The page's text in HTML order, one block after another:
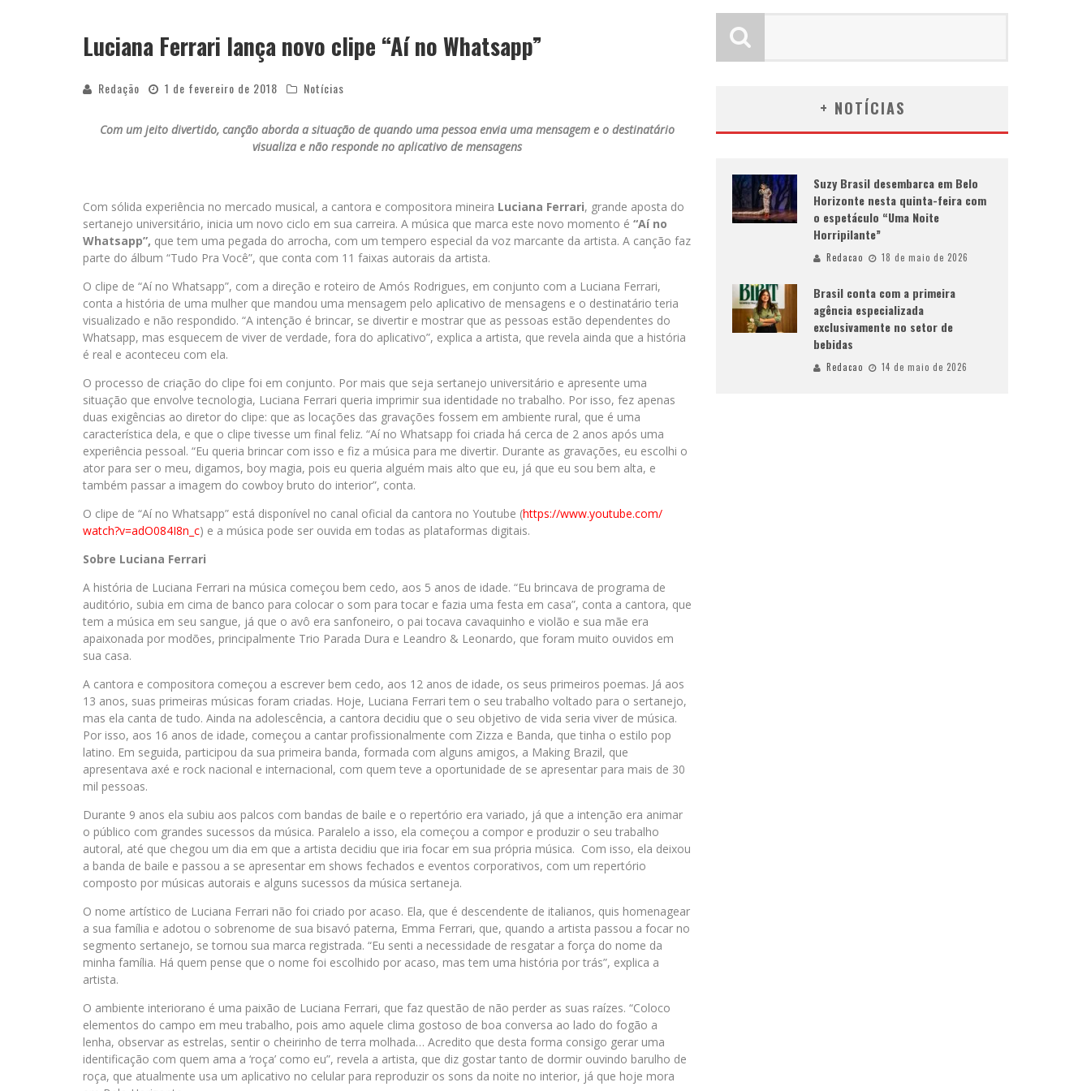
S
UZY BRASIL DESEMBARCA EM BELO HORIZONTE NESTA QUINTA-FEIRA COM O ESPETÁCULO “UMA NOITE HORRIPILANTE”
Luciana Ferrari lança novo clipe “Aí no Whatsapp”
Redação 1 de fevereiro de 2018 Notícias
Com um jeito divertido, canção aborda a situação de quando uma pessoa envia uma mensagem e o destinatário
visualiza e não responde no aplicativo de mensagens
Com sólida experiência no mercado musical, a cantora e compositora mineira Luciana Ferrari, grande aposta do
sertanejo universitário, inicia um novo ciclo em sua carreira. A música que marca este novo momento é “Aí no
Whatsapp”, que tem uma pegada do arrocha, com um tempero especial da voz marcante da artista. A canção faz
parte do álbum “Tudo Pra Você”, que conta com 11 faixas autorais da artista.
O clipe de “Aí no Whatsapp”, com a direção e roteiro de Amós Rodrigues, em conjunto com a Luciana Ferrari,
conta a história de uma mulher que mandou uma mensagem pelo aplicativo de mensagens e o destinatário teria
visualizado e não respondido. “A intenção é brincar, se divertir e mostrar que as pessoas estão dependentes do
Whatsapp, mas esquecem de viver de verdade, fora do aplicativo”, explica a artista, que revela ainda que a história
é real e aconteceu com ela.
O processo de criação do clipe foi em conjunto. Por mais que seja sertanejo universitário e apresente uma
situação que envolve tecnologia, Luciana Ferrari queria imprimir sua identidade no trabalho. Por isso, fez apenas
duas exigências ao diretor do clipe: que as locações das gravações fossem em ambiente rural, que é uma
característica dela, e que o clipe tivesse um final feliz. “Aí no Whatsapp foi criada há cerca de 2 anos após uma
experiência pessoal. “Eu queria brincar com isso e fiz a música para me divertir. Durante as gravações, eu escolhi o
ator para ser o meu, digamos, boy magia, pois eu queria alguém mais alto que eu, já que eu sou bem alta, e
também passar a imagem do cowboy bruto do interior”, conta.
O clipe de “Aí no Whatsapp” está disponível no canal oficial da cantora no Youtube (https://www.youtube.com/
watch?v=adO084I8n_c) e a música pode ser ouvida em todas as plataformas digitais.
Sobre Luciana Ferrari
A história de Luciana Ferrari na música começou bem cedo, aos 5 anos de idade. “Eu brincava de programa de
auditório, subia em cima de banco para colocar o som para tocar e fazia uma festa em casa”, conta a cantora, que
tem a música em seu sangue, já que o avô era sanfoneiro, o pai tocava cavaquinho e violão e sua mãe era
apaixonada por modões, principalmente Trio Parada Dura e Leandro & Leonardo, que foram muito ouvidos em
sua casa.
A cantora e compositora começou a escrever bem cedo, aos 12 anos de idade, os seus primeiros poemas. Já aos
13 anos, suas primeiras músicas foram criadas. Hoje, Luciana Ferrari tem o seu trabalho voltado para o sertanejo,
mas ela canta de tudo. Ainda na adolescência, a cantora decidiu que o seu objetivo de vida seria viver de música.
Por isso, aos 16 anos de idade, começou a cantar profissionalmente com Zizza e Banda, que tinha o estilo pop
latino. Em seguida, participou da sua primeira banda, formada com alguns amigos, a Making Brazil, que
apresentava axé e rock nacional e internacional, com quem teve a oportunidade de se apresentar para mais de 30
mil pessoas.
Durante 9 anos ela subiu aos palcos com bandas de baile e o repertório era variado, já que a intenção era animar
o público com grandes sucessos da música. Paralelo a isso, ela começou a compor e produzir o seu trabalho
autoral, até que chegou um dia em que a artista decidiu que iria focar em sua própria música. Com isso, ela deixou
a banda de baile e passou a se apresentar em shows fechados e eventos corporativos, com um repertório
composto por músicas autorais e alguns sucessos da música sertaneja.
O nome artístico de Luciana Ferrari não foi criado por acaso. Ela, que é descendente de italianos, quis homenagear
a sua família e adotou o sobrenome de sua bisavó paterna, Emma Ferrari, que, quando a artista passou a focar no
segmento sertanejo, se tornou sua marca registrada. “Eu senti a necessidade de resgatar a força do nome da
minha família. Há quem pense que o nome foi escolhido por acaso, mas tem uma história por trás”, explica a
artista.
O ambiente interiorano é uma paixão de Luciana Ferrari, que faz questão de não perder as suas raízes. “Coloco
elementos do campo em meu trabalho, pois amo aquele clima gostoso de boa conversa ao lado do fogão a
lenha, observar as estrelas, sentir o cheirinho de terra molhada… Acredito que desta forma consigo gerar uma
identificação com quem ama a ‘roça’ como eu”, revela a artista, que diz gostar tanto de dormir ouvindo barulho de
roça, que atualmente usa um aplicativo no celular para reproduzir os sons da noite no interior, já que hoje mora
+ NOTÍCIAS
Suzy Brasil desembarca em Belo
Horizonte nesta quinta-feira com
o espetáculo “Uma Noite
Horripilante”
Redacao 18 de maio de 2026
Brasil conta com a primeira
agência especializada
exclusivamente no setor de
bebidas
Redacao 14 de maio de 2026